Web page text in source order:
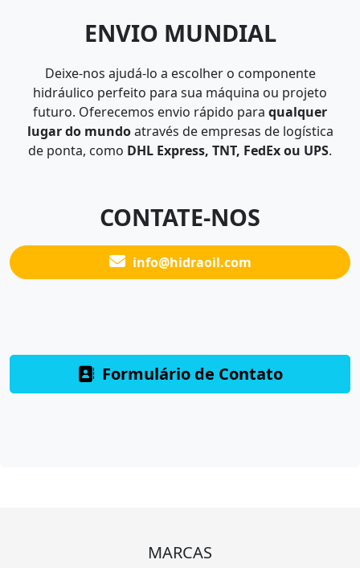
ENVIO MUNDIAL
Deixe-nos ajudá-lo a escolher o componente
hidráulico perfeito para sua máquina ou projeto
futuro. Oferecemos envio rápido para qualquer
lugar do mundoatravés de empresas de logística
de ponta, como DHL Express, TNT, FedEx ou UPS.
CONTATE-NOS
info@hidraoil.com
Formulário de Contato
MARCAS